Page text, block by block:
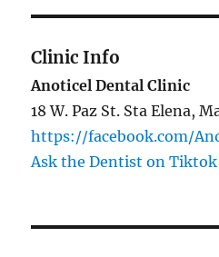
Clinic Info
Anoticel Dental Clinic
18 W. Paz St. Sta Elena,
https://facebook.com/
Ask the Dentist on Tiktok